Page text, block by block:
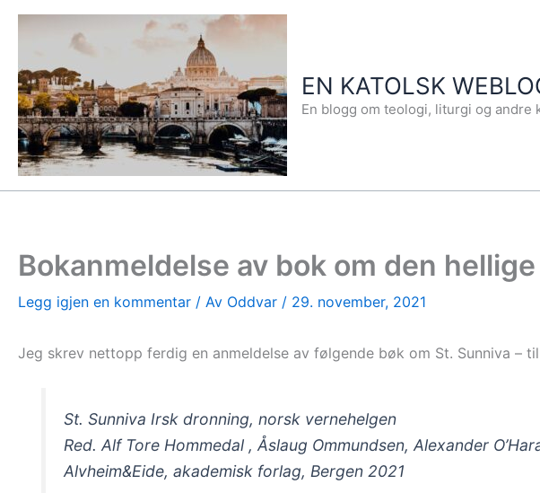
Hopp
innholdet
EN KATOLSK
En blogg om teologi, liturgi og andre
Bokanmeldelse av bok om den
Legg igjen en kommentar / Av Oddvar / 29. november, 2021
Jeg skrev nettopp ferdig en anmeldelse av følgende bøk om St. Sunniva – til
St. Sunniva Irsk dronning, norsk vernehelgen
Red. Alf Tore Hommedal , Åslaug Ommundsen, Alexander
Alvheim&Eide, akademisk forlag, Bergen 2021